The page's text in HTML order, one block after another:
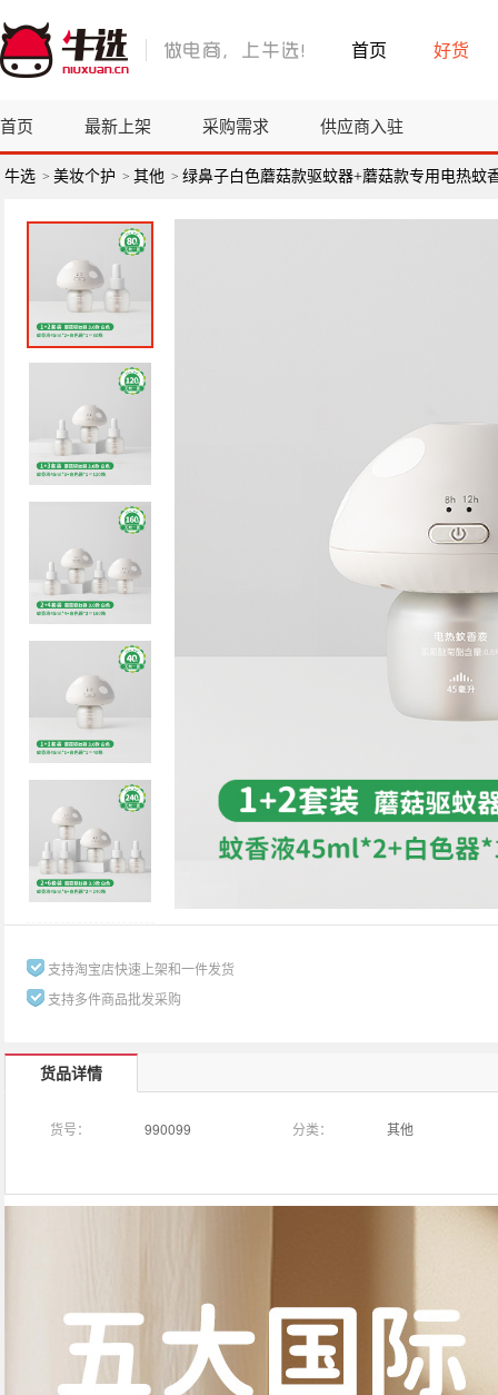
首页 好货
首页 最新上架 采购需求 供应商入驻
牛选 > 美妆个护 > 其他 > 绿鼻子白色蘑菇款驱蚊器+蘑菇款专用电热蚊
支持淘宝店快速上架和一件发货
支持多件商品批发采购
货品详情
货号： 990099 分类： 其他